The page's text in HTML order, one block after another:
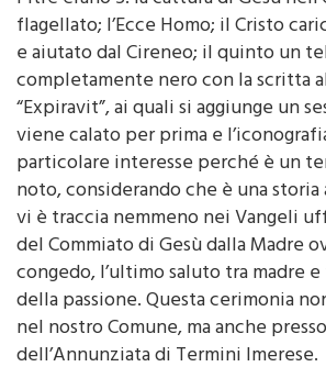
flagellato; l’Ecce Homo; il Cristo
e aiutato dal Cireneo; il quinto un
completamente nero con la scritta
“Expiravit”, ai quali si aggiunge un
viene calato per prima e
particolare interesse perché è un
noto, considerando che è una
vi è traccia nemmeno nei Vangeli
del Commiato di Gesù dalla Madre
congedo, l’ultimo saluto tra madre
della passione. Questa cerimonia
nel nostro Comune, ma anche
dell’Annunziata di Termini Imerese.